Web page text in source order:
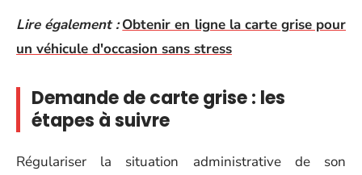
Lire également : Obtenir en ligne la carte grise pour
un véhicule d'occasion sans stress
Demande de carte grise : les
étapes à suivre
Régulariser la situation administrative de son